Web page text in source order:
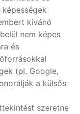
kívánó
nem képes
és
(pl. Google,
a külsős
szeretne